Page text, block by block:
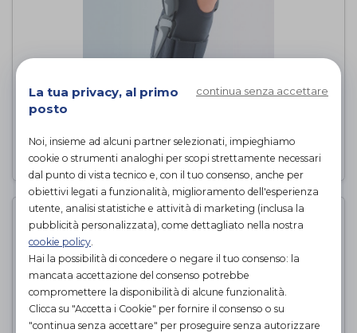
PHYLO 75
diFGP
PROVA E ACQUISTA IN NEGOZIO
La tua privacy, al primo
posto
continua senza accettare
Noi, insieme ad alcuni partner selezionati, impieghiamo
cookie o strumenti analoghi per scopi strettamente necessari
dal punto di vista tecnico e, con il tuo consenso, anche per
obiettivi legati a funzionalità, miglioramento dell'esperienza
utente, analisi statistiche e attività di marketing (inclusa la
pubblicità personalizzata), come dettagliato nella nostra
cookie policy
Hai la possibilità di concedere o negare il tuo consenso: la
mancata accettazione del consenso potrebbe
compromettere la disponibilità di alcune funzionalità.
Clicca su "Accetta i Cookie" per fornire il consenso o su
"continua senza accettare" per proseguire senza autorizzare